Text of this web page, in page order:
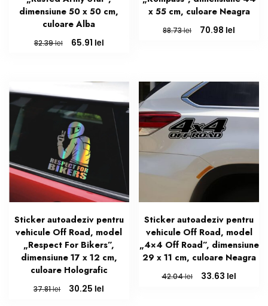
dimensiune 50 x 50 cm,
culoare Alba
82.39lei
Prețul
65.91 leiPrețul
x 55 cm, culoare Neagra
88.73lei
Prețul
70.98 lei
Sticker autoadeziv pentru
vehicule Off Road, model
„Respect For Bikers”,
dimensiune 17 x 12 cm,
culoare Holografic
37.81lei
Prețul
30.25 lei
Sticker autoadeziv pentru
vehicule Off Road, model
„4×4 Off Road”, dimensiune
29 x 11 cm, culoare Neagra
42.04lei
Prețul
33.63 lei